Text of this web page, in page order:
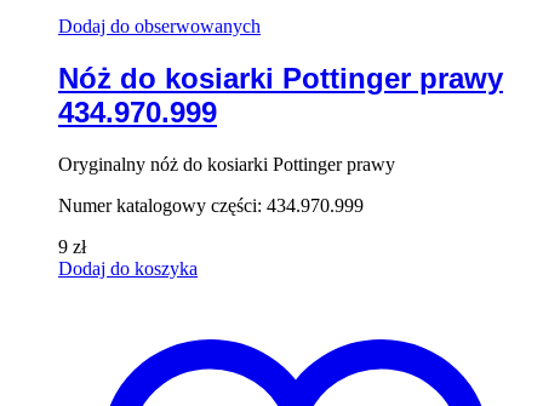
Dodaj do obserwowanych
Nóż do kosiarki Pottinger prawy
434.970.999
Oryginalny nóż do kosiarki Pottinger prawy
Numer katalogowy części: 434.970.999
9 zł
Dodaj do koszyka